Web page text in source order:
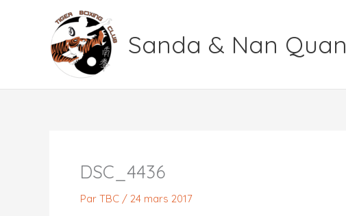
Sanda & Nan Quan
DSC_4436
Par TBC / 24 mars 2017